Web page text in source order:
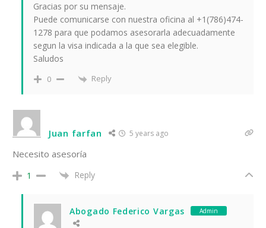
Gracias por su mensaje.
Puede comunicarse con nuestra oficina al +1(786)474-
1278 para que podamos asesorarla adecuadamente
segun la visa indicada a la que sea elegible.
Saludos
0 Reply
Juan farfan 5 years ago
Necesito asesoría
1 Reply
Abogado Federico Vargas Admin